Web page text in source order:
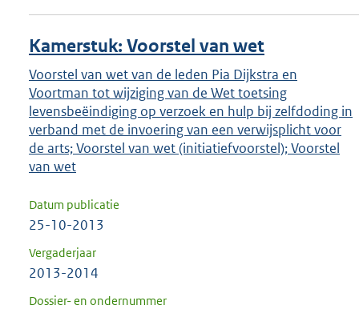
Kamerstuk: Voorstel van wet
Voorstel van wet van de leden Pia Dijkstra en
Voortman tot wijziging van de Wet toetsing
levensbeëindiging op verzoek en hulp bij zelfdoding in
verband met de invoering van een verwijsplicht voor
de arts; Voorstel van wet (initiatiefvoorstel); Voorstel
van wet
Datum publicatie
25-10-2013
Vergaderjaar
2013-2014
Dossier- en ondernummer